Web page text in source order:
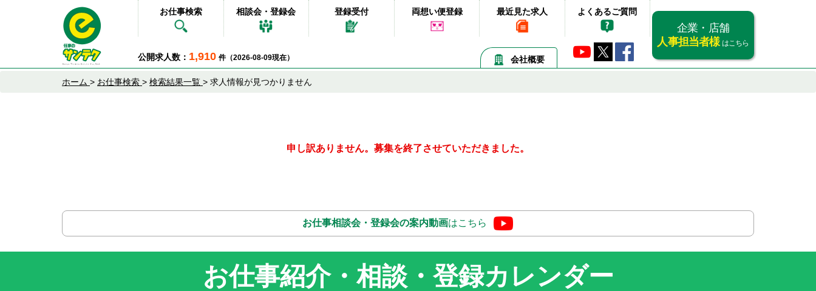
お仕事検索 相談会・登録会 登録受付 両想い便登録 最近見た求人 よくあるご質問
企業・店舗
人事担当者様 はこちら
公開求人数： 1,910 件（2026-08-09現在） 会社概要
ホーム > お仕事検索 > 検索結果一覧 > 求人情報が見つかりません
申し訳ありません。募集を終了させていただきました。
お仕事相談会・登録会の案内動画はこちら
お仕事紹介・相談・登録カレンダー